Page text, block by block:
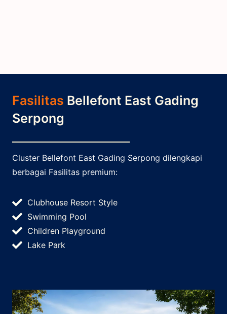
Fasilitas Bellefont East Gading
Serpong
Cluster Bellefont East Gading Serpong dilengkapi
berbagai Fasilitas premium:
Clubhouse Resort Style
Swimming Pool
Children Playground
Lake Park